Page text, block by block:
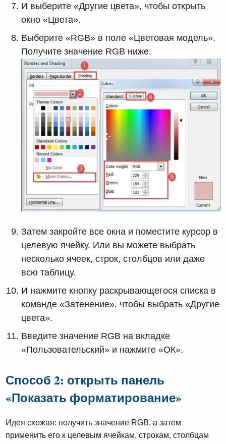
И выберите «Другие цвета», чтобы открыть
окно «Цвета».
Выберите «RGB» в поле «Цветовая модель».
Получите значение RGB ниже.
Затем закройте все окна и поместите курсор в
целевую ячейку. Или вы можете выбрать
несколько ячеек, строк, столбцов или даже
всю таблицу.
И нажмите кнопку раскрывающегося списка в
команде «Затенение», чтобы выбрать «Другие
цвета».
Введите значение RGB на вкладке
«Пользовательский» и нажмите «ОК».
Способ 2: открыть панель
«Показать форматирование»
Идея схожая: получить значение RGB, а затем
применить его к целевым ячейкам, строкам, столбцам